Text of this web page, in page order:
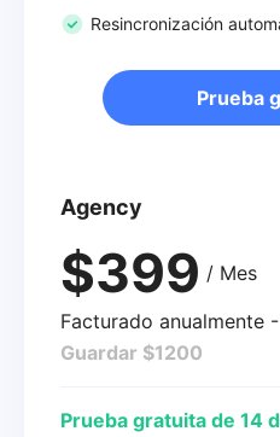
Resincronización
Prueba
Agency
$399 / Mes
Facturado anualmente
Guardar $1200
Prueba gratuita de 14